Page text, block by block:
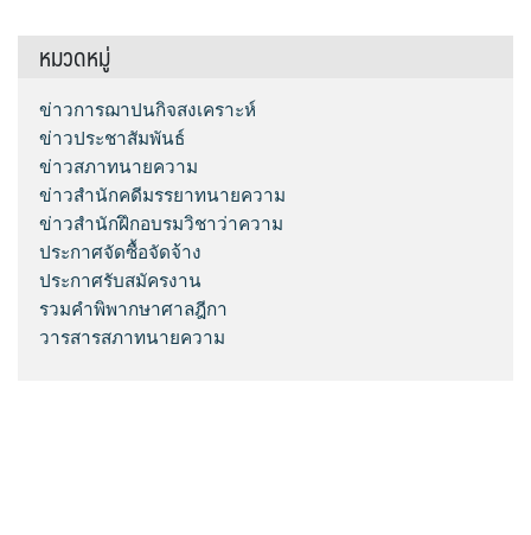
หมวดหมู่
ข่าวการฌาปนกิจสงเคราะห์
ข่าวประชาสัมพันธ์
ข่าวสภาทนายความ
ข่าวสำนักคดีมรรยาทนายความ
ข่าวสำนักฝึกอบรมวิชาว่าความ
ประกาศจัดซื้อจัดจ้าง
ประกาศรับสมัครงาน
รวมคำพิพากษาศาลฎีกา
วารสารสภาทนายความ